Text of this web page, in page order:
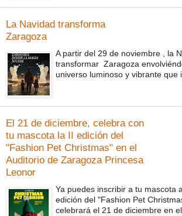
La Navidad transforma
Zaragoza
A partir del 29 de noviembre , la
transformar Zaragoza
universo luminoso y vibrante que
El 21 de diciembre, celebra con
tu mascota la II edición del
"Fashion Pet Christmas" en el
Auditorio de Zaragoza Princesa
Leonor
Ya puedes inscribir a tu mascota
edición del "Fashion Pet
celebrará el 21 de diciembre en el